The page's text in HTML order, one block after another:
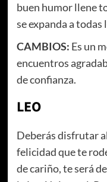
buen humor llene
se expanda a todas
CAMBIOS: Es un
encuentros
de confianza.
LEO
Deberás disfrutar
felicidad que te
de cariño, te será